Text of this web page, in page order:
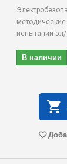
испытаний
В наличии